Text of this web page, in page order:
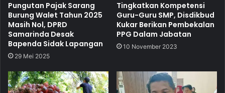
Pungutan Pajak Sarang
Burung Walet Tahun 2025
Masih Nol, DPRD
Samarinda Desak
Bapenda Sidak Lapangan
29 Mei 2025
Tingkatkan Kompetensi
Guru-Guru SMP, Disdikbud
Kukar Berikan Pembekalan
PPG Dalam Jabatan
10 November 2023